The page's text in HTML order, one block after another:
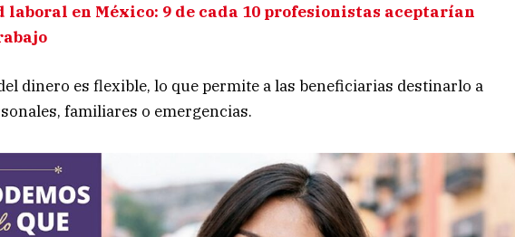
en México: 9 de cada 10 profesionistas aceptarían
dinero es flexible, lo que permite a las beneficiarias destinarlo a
familiares o emergencias.